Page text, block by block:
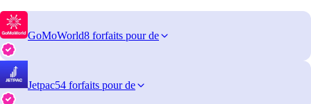
GoMoWorld8 forfaits pour de
Jetpac54 forfaits pour de